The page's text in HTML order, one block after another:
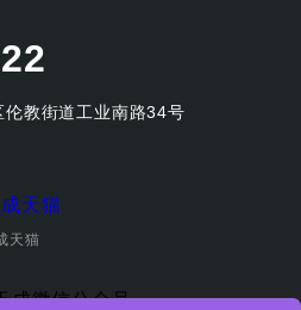
教街道工业南路34号
天猫